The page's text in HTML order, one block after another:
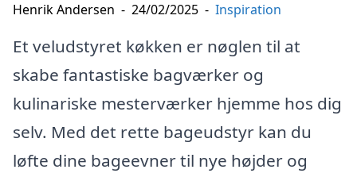
Henrik Andersen - 24/02/2025 - Inspiration
Et veludstyret køkken er nøglen til at
skabe fantastiske bagværker og
kulinariske mesterværker hjemme hos dig
selv. Med det rette bageudstyr kan du
løfte dine bageevner til nye højder og